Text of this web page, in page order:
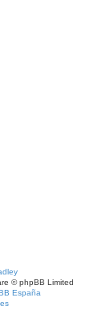
© phpBB Limited
España